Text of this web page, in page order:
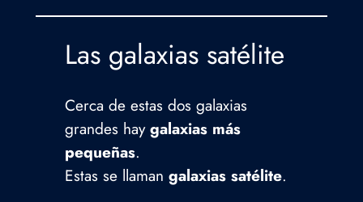
Las galaxias satélite
Cerca de estas dos galaxias
grandes haygalaxias más
pequeñas.
Estas se llaman galaxias satélite.